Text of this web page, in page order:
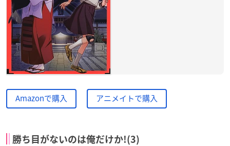
Amazonで購入 アニメイトで購入
勝ち目がないのは俺だけか!(3)